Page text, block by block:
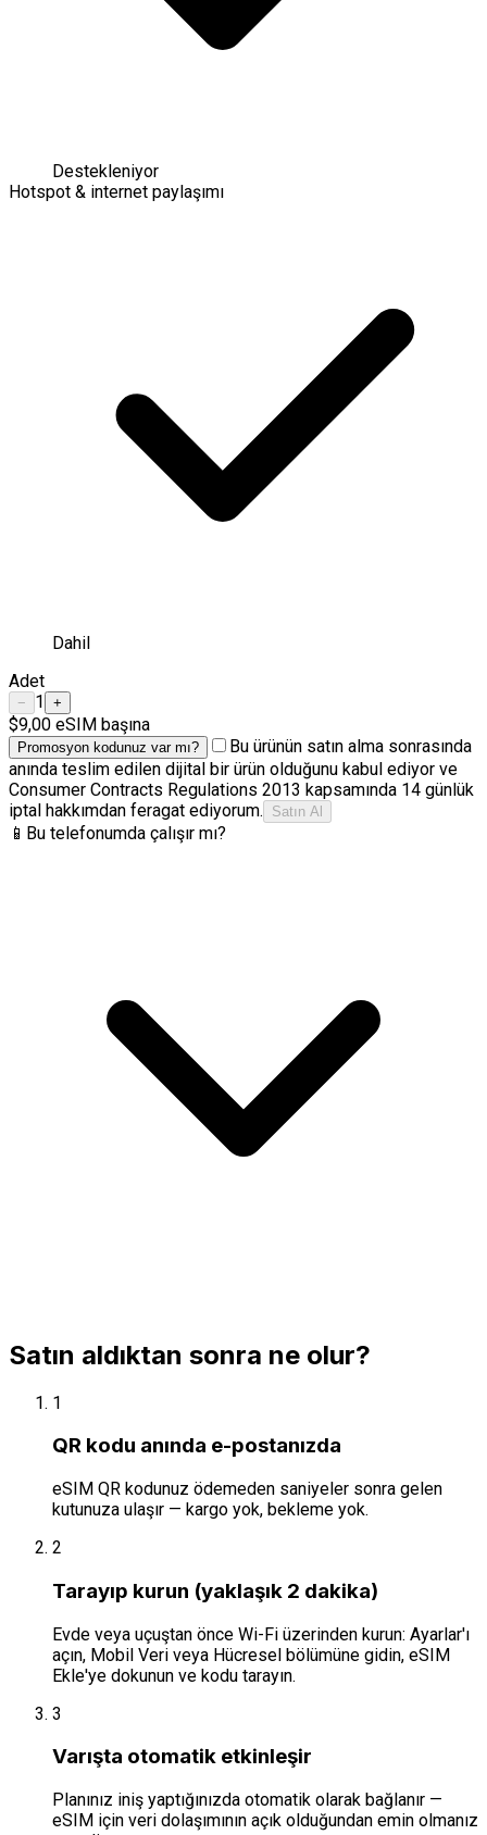
Destekleniyor
Hotspot & internet paylaşımı
Dahil
Adet
− 1 +
$9,00 eSIM başına
Promosyon kodunuz var mı?
Bu ürünün satın alma sonrasında
anında teslim edilen dijital bir ürün olduğunu kabul ediyor ve
Consumer Contracts Regulations 2013 kapsamında 14 günlük
iptal hakkımdan feragat ediyorum.
Satın Al
📱 Bu telefonumda çalışır mı?
Satın aldıktan sonra ne olur?
1
QR kodu anında e-postanızda
eSIM QR kodunuz ödemeden saniyeler sonra gelen
kutunuza ulaşır — kargo yok, bekleme yok.
2
Tarayıp kurun (yaklaşık 2 dakika)
Evde veya uçuştan önce Wi-Fi üzerinden kurun: Ayarlar'ı
açın, Mobil Veri veya Hücresel bölümüne gidin, eSIM
Ekle'ye dokunun ve kodu tarayın.
3
Varışta otomatik etkinleşir
Planınız iniş yaptığınızda otomatik olarak bağlanır —
eSIM için veri dolaşımının açık olduğundan emin olmanız